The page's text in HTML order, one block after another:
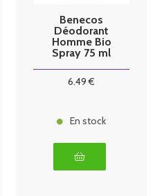
Benecos
Déodorant
Homme Bio
Spray 75 ml
6.49 €
En stock